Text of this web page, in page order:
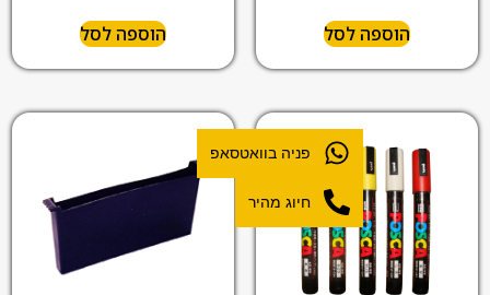
הוספה לסל הוספה לסל
פניה בוואטסאפ
חיוג מהיר